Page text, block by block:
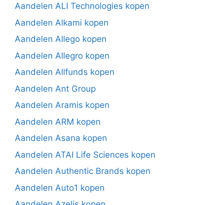
Aandelen ALI Technologies kopen
Aandelen Alkami kopen
Aandelen Allego kopen
Aandelen Allegro kopen
Aandelen Allfunds kopen
Aandelen Ant Group
Aandelen Aramis kopen
Aandelen ARM kopen
Aandelen Asana kopen
Aandelen ATAI Life Sciences kopen
Aandelen Authentic Brands kopen
Aandelen Auto1 kopen